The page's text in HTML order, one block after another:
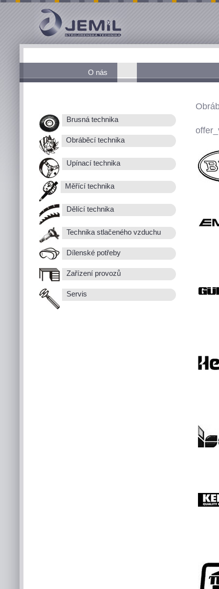
O nás
Brusná technika
Obráběcí technika
Upínací technika
Měřící technika
Dělící technika
Technika stlačeného vzduchu
Dílenské potřeby
Zařízení provozů
Servis